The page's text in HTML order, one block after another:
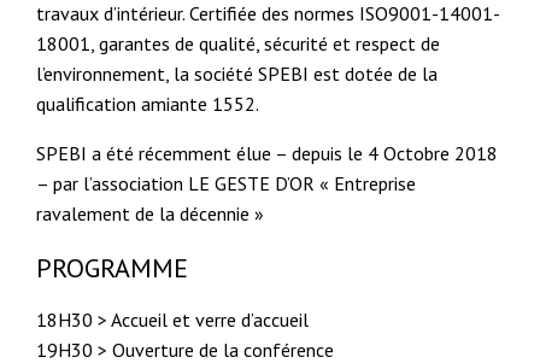
travaux d’intérieur. Certifiée des normes ISO9001-14001-
18001, garantes de qualité, sécurité et respect de
l’environnement, la société SPEBI est dotée de la
qualification amiante 1552.
SPEBI a été récemment élue – depuis le 4 Octobre 2018
– par l’association LE GESTE D’OR « Entreprise
ravalement de la décennie »
PROGRAMME
18H30 > Accueil et verre d’accueil
19H30 > Ouverture de la conférence